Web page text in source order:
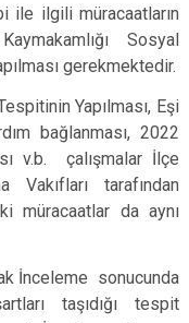
ilgili müracaatların
Sosyal
gerekmektedir.
Yapılması, Eşi
bağlanması, 2022
v.b. çalışmalar İlçe
Vakıfları tarafından
müracaatlar da aynı
İnceleme sonucunda
taşıdığı tespit